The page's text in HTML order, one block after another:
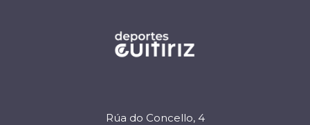
Rúa do Concello, 4